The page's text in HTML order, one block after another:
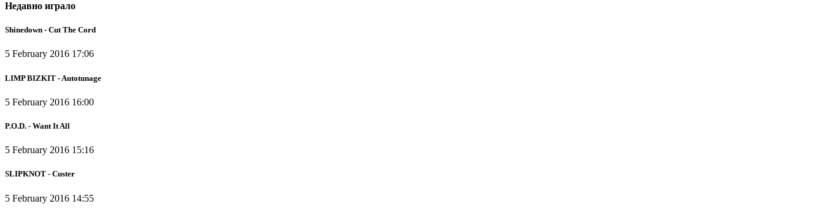
Недавно играло
Shinedown - Cut The Cord
5 February 2016 17:06
LIMP BIZKIT - Autotunage
5 February 2016 16:00
P.O.D. - Want It All
5 February 2016 15:16
SLIPKNOT - Custer
5 February 2016 14:55